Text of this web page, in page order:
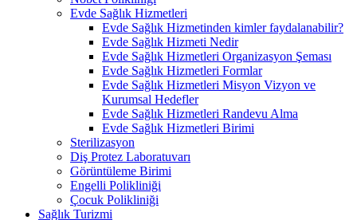
Evde Sağlık Hizmetleri
Evde Sağlık Hizmetinden kimler faydalanabilir?
Evde Sağlık Hizmeti Nedir
Evde Sağlık Hizmetleri Organizasyon Şeması
Evde Sağlık Hizmetleri Formlar
Evde Sağlık Hizmetleri Misyon Vizyon ve
Kurumsal Hedefler
Evde Sağlık Hizmetleri Randevu Alma
Evde Sağlık Hizmetleri Birimi
Sterilizasyon
Diş Protez Laboratuvarı
Görüntüleme Birimi
Engelli Polikliniği
Çocuk Polikliniği
Sağlık Turizmi